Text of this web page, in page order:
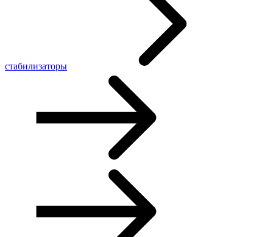
стабилизаторы